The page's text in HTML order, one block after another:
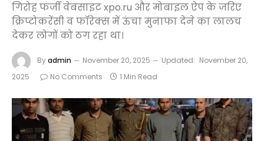
गिरोह फर्जी वेबसाइट xpo.ru और मोबाइल ऐप के जरिए
क्रिप्टोकरेंसी व फॉरेक्स में ऊंचा मुनाफा देने का लालच
देकर लोगों को ठग रहा था।
Byadmin November 20, 2025 Updated: November 20,
2025
No Comments 1 Min Read